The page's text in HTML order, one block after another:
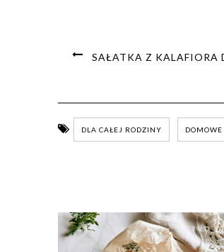
SAŁATKA Z KALAFIORA
DLA CAŁEJ RODZINY